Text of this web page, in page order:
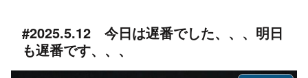
#2025.5.12 今日は遅番でした、、、明日
も遅番です、、、